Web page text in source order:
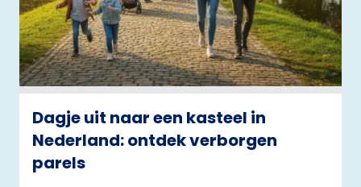
Dagje uit naar een kasteel in
Nederland: ontdek verborgen
parels